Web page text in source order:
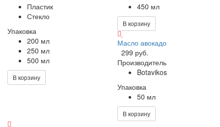
Пластик
Стекло
Упаковка
200 мл
250 мл
500 мл
В корзину
450 мл
В корзину
Масло авокадо
299 руб.
Производитель
Botavikos
Упаковка
50 мл
В корзину